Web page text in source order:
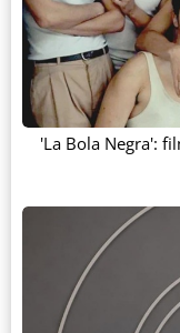
'La Bola Negra':